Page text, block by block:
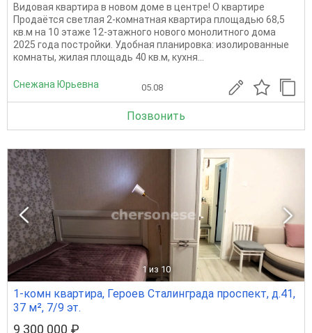
Видовая квартира в новом доме в центре! О квартире
Продаётся светлая 2-комнатная квартира площадью 68,5
кв.м на 10 этаже 12-этажного нового монолитного дома
2025 года постройки. Удобная планировка: изолированные
комнаты, жилая площадь 40 кв.м, кухня...
Снежана Юрьевна 05.08
Позвонить
1 из 10
1-комн квартира, Героев Сталинграда проспект, д.41,
37 м², 7/9 эт.
9 300 000 ₽